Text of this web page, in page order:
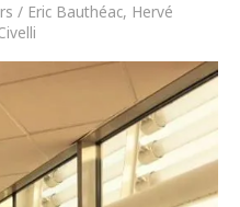
/ Eric Bauthéac, Hervé